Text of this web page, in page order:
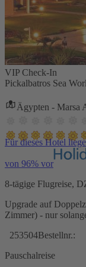
VIP Check-In
Pickalbatros Sea
Ägypten - Marsa
Für dieses Hotel
von 96% vor
8-tägige Flugreise,
Upgrade auf
Zimmer) - nur
253504Bestellnr.:
Pauschalreise